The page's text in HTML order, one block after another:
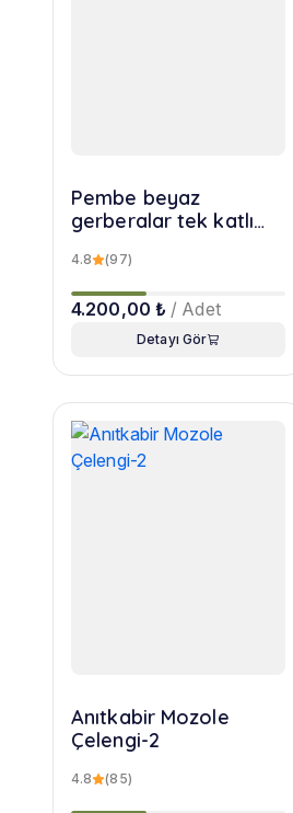
Pembe beyaz
gerberalar tek katlı
4.8 (97)
4.200,00 ₺ / Adet
Detayı Gör
Anıtkabir Mozole
Çelengi-2
4.8 (85)